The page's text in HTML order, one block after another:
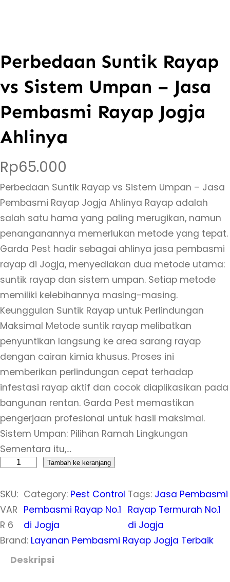
Perbedaan Suntik Rayap
vs Sistem Umpan – Jasa
Pembasmi Rayap Jogja
Ahlinya
Rp65.000
Perbedaan Suntik Rayap vs Sistem Umpan – Jasa
Pembasmi Rayap Jogja Ahlinya Rayap adalah
salah satu hama yang paling merugikan, namun
penanganannya memerlukan metode yang tepat.
Garda Pest hadir sebagai ahlinya jasa pembasmi
rayap di Jogja, menyediakan dua metode utama:
suntik rayap dan sistem umpan. Setiap metode
memiliki kelebihannya masing-masing.
Keunggulan Suntik Rayap untuk Perlindungan
Maksimal Metode suntik rayap melibatkan
penyuntikan langsung ke area sarang rayap
dengan cairan kimia khusus. Proses ini
memberikan perlindungan cepat terhadap
infestasi rayap aktif dan cocok diaplikasikan pada
bangunan rentan. Garda Pest memastikan
pengerjaan profesional untuk hasil maksimal.
Sistem Umpan: Pilihan Ramah Lingkungan
Sementara itu,…
a
n
t
i
Tambah ke keranjang
SKU:
VAR
R 6
Category: Pest Control
Pembasmi Rayap No.1
di Jogja
Tags: Jasa Pembasmi
Rayap Termurah No.1
di Jogja
Brand: Layanan Pembasmi Rayap Jogja Terbaik
Deskripsi